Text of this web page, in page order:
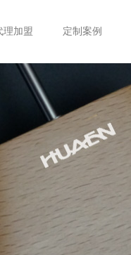
理加盟 定制案例